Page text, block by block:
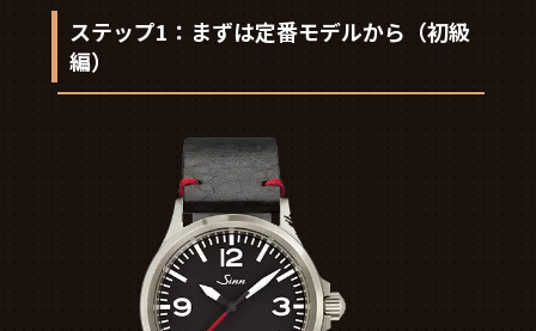
ステップ1：まずは定番モデルから（初級
編）